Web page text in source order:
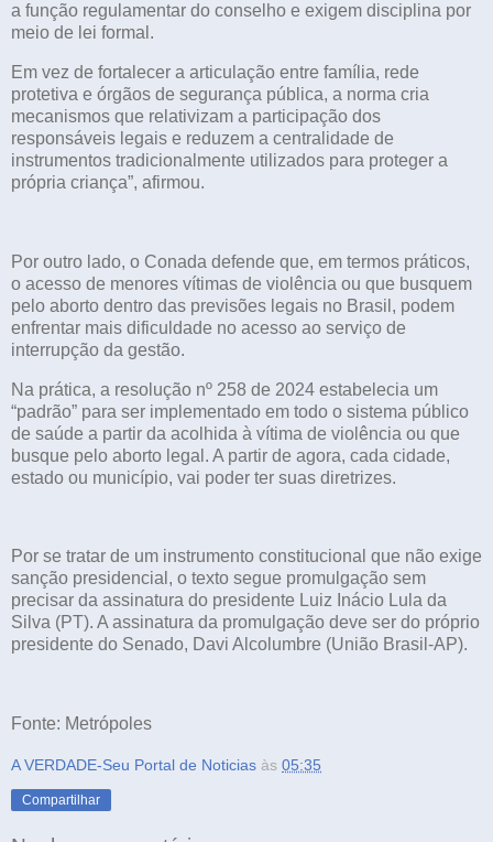
a função regulamentar do conselho e exigem disciplina por
meio de lei formal.
Em vez de fortalecer a articulação entre família, rede
protetiva e órgãos de segurança pública, a norma cria
mecanismos que relativizam a participação dos
responsáveis legais e reduzem a centralidade de
instrumentos tradicionalmente utilizados para proteger a
própria criança”, afirmou.
Por outro lado, o Conada defende que, em termos práticos,
o acesso de menores vítimas de violência ou que busquem
pelo aborto dentro das previsões legais no Brasil, podem
enfrentar mais dificuldade no acesso ao serviço de
interrupção da gestão.
Na prática, a resolução nº 258 de 2024 estabelecia um
“padrão” para ser implementado em todo o sistema público
de saúde a partir da acolhida à vítima de violência ou que
busque pelo aborto legal. A partir de agora, cada cidade,
estado ou município, vai poder ter suas diretrizes.
Por se tratar de um instrumento constitucional que não exige
sanção presidencial, o texto segue promulgação sem
precisar da assinatura do presidente Luiz Inácio Lula da
Silva (PT). A assinatura da promulgação deve ser do próprio
presidente do Senado, Davi Alcolumbre (União Brasil-AP).
Fonte: Metrópoles
A VERDADE-Seu Portal de Noticias às 05:35
Compartilhar